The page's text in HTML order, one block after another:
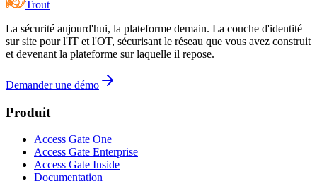
Trout
La sécurité aujourd'hui, la plateforme demain. La couche d'identité
sur site pour l'IT et l'OT, sécurisant le réseau que vous avez construit
et devenant la plateforme sur laquelle il repose.
Demander une démo
Produit
Access Gate One
Access Gate Enterprise
Access Gate Inside
Documentation